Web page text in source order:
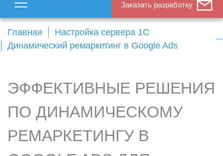
Заказать разработку
Главная
Настройка сервера 1С
Динамический ремаркетинг в Google Ads
ЭФФЕКТИВНЫЕ РЕШЕНИЯ
ПО ДИНАМИЧЕСКОМУ
РЕМАРКЕТИНГУ В